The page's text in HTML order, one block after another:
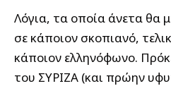
Λόγια, τα οποία άνετα θα
σε κάποιον σκοπιανό,
κάποιον ελληνόφωνο.
του ΣΥΡΙΖΑ (και πρώην